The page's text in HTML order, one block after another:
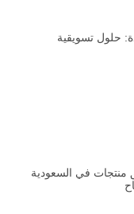
حلول تسويقية
في السعودية